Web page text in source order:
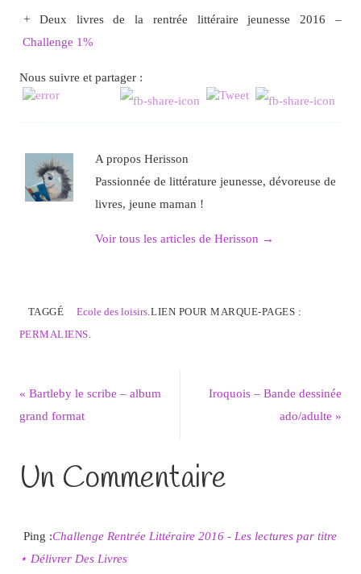
+ Deux livres de la rentrée littéraire jeunesse 2016 –
Challenge 1%
Nous suivre et partager :
A propos Herisson
Passionnée de littérature jeunesse, dévoreuse de
livres, jeune maman !
Voir tous les articles de Herisson →
TAGGÉ Ecole des loisirs LIEN POUR MARQUE-PAGES :
PERMALIENS
« Bartleby le scribe – album
grand format
Iroquois – Bande dessinée
ado/adulte»
Un Commentaire
Ping :Challenge Rentrée Littéraire 2016 - Les lectures par titre
⋆ Délivrer Des Livres